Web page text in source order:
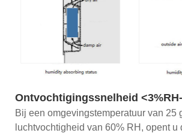
Ontvochtigingssnelheid
Bij een omgevingstemperatuur van 25
luchtvochtigheid van 60% RH, opent u